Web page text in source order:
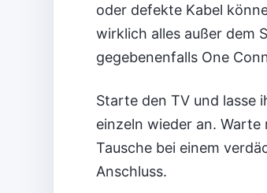
oder defekte Kabel
wirklich alles außer dem
gegebenenfalls One
Starte den TV und lasse
einzeln wieder an.
Tausche bei einem
Anschluss.